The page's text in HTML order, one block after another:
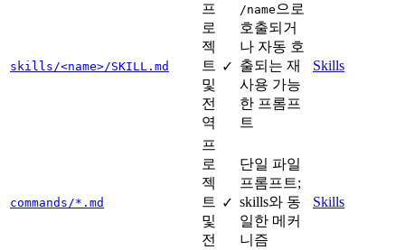
skills/<name>/SKILL.md
프
로
젝
트
및
전
역
✓
/name 으로
호출되거
나 자동 호
출되는 재
사용 가능
한 프롬프
트
Skills
commands/*.md
프
로
젝
트
및
전
✓
단일 파일
프롬프트;
skills와 동
일한 메커
니즘
Skills